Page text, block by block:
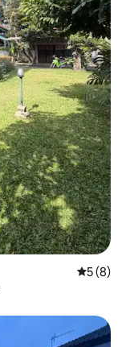
Note
5 (8)